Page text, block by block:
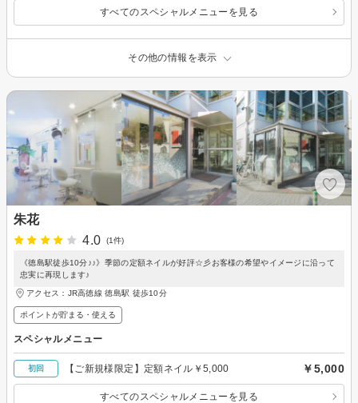
すべてのスペシャルメニューを見る
その他の情報を表示
朱花
4.0
(1件)
《徳島駅徒歩10分♪♪》季節の定額ネイルが好評☆彡お客様の希望やイメージに沿って
忠実に再現します♪
アクセス：JR高徳線 徳島駅 徒歩10分
ポイントが貯まる・使える
スペシャルメニュー
初回 【ご新規様限定】定額ネイル￥5,000 ￥5,000
すべてのスペシャルメニューを見る